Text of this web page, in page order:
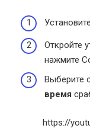
Откройте
нажмите
Выберите
время
https://